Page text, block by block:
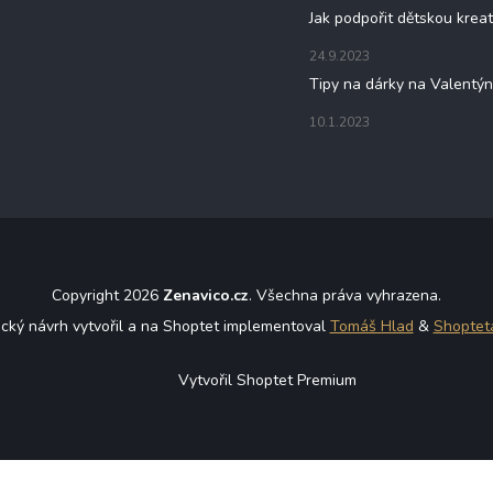
Jak podpořit dětskou
24.9.2023
Tipy na dárky na
10.1.2023
Copyright 2026 Zenavico.cz. Všechna práva vyhrazena.
návrh vytvořil a na Shoptet implementoval Tomáš Hlad &
Vytvořil Shoptet Premium